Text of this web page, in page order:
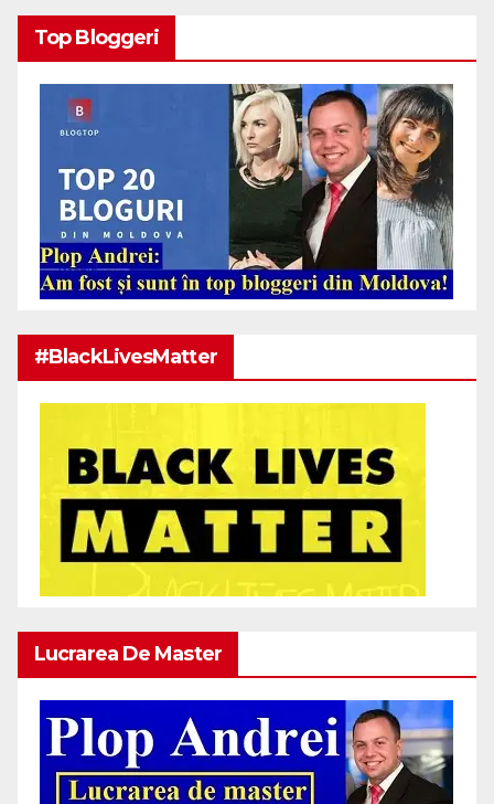
Top Bloggeri
#BlackLivesMatter
Lucrarea De Master